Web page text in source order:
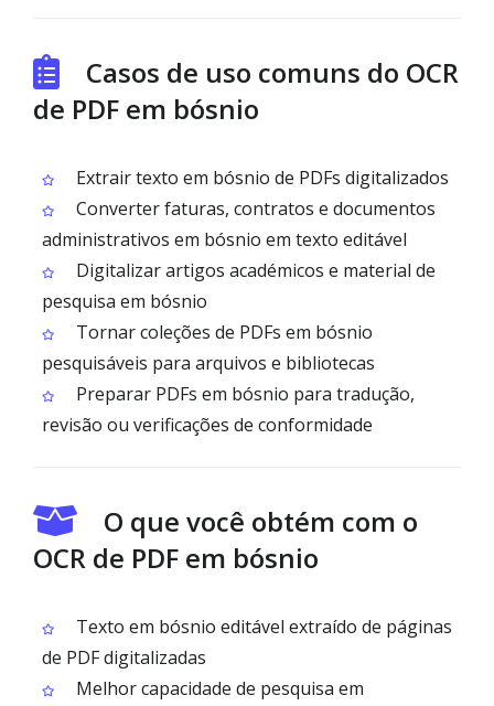
Casos de uso comuns do OCR
de PDF em bósnio
Extrair texto em bósnio de PDFs digitalizados
Converter faturas, contratos e documentos
administrativos em bósnio em texto editável
Digitalizar artigos académicos e material de
pesquisa em bósnio
Tornar coleções de PDFs em bósnio
pesquisáveis para arquivos e bibliotecas
Preparar PDFs em bósnio para tradução,
revisão ou verificações de conformidade
O que você obtém com o
OCR de PDF em bósnio
Texto em bósnio editável extraído de páginas
de PDF digitalizadas
Melhor capacidade de pesquisa em